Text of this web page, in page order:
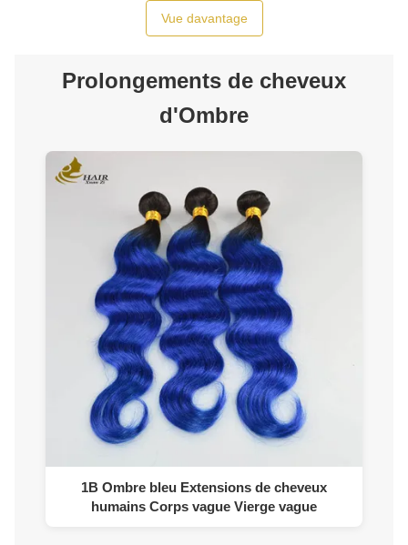
Vue davantage
Prolongements de cheveux
d'Ombre
1B Ombre bleu Extensions de cheveux
humains Corps vague Vierge vague